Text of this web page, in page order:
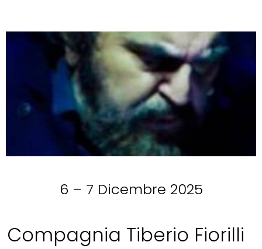
6 – 7 Dicembre 2025
Compagnia Tiberio Fiorilli